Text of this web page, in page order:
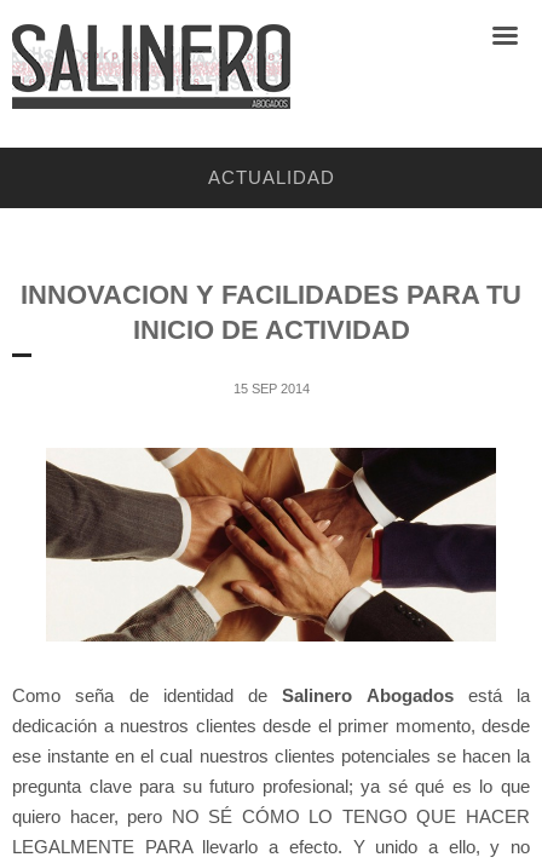
ACTUALIDAD
INNOVACION Y FACILIDADES PARA TU
INICIO DE ACTIVIDAD
15 SEP 2014
Como seña de identidad deSalinero Abogadosestá la
dedicación a nuestros clientes desde el primer momento, desde
ese instante en el cual nuestros clientes potenciales se hacen la
pregunta clave para su futuro profesional; ya sé qué es lo que
quiero hacer, pero NO SÉ CÓMO LO TENGO QUE HACER
LEGALMENTE PARA llevarlo a efecto. Y unido a ello, y no